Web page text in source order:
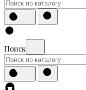
Поиск